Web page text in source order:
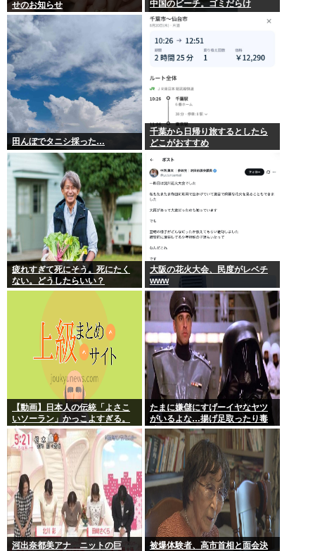
せのお知らせ
中国のビーチ。ゴミだらけ
田んぼでタニシ採った…
千葉から日帰り旅するとしたら
どこがおすすめ
疲れすぎて死にそう。死にたく
ない。どうしたらいい？
大阪の花火大会、民度がレベチ
www
【動画】日本人の伝統「よさこ
いソーラン」かっこよすぎる。
古来から我々のDNAに刻まれた
踊り
たまに嫌儲にすげーイヤなヤツ
がいるよな…揚げ足取ったり毒
吐いたり…
河出奈都美アナ ニットの巨
被爆体験者、高市首相と面会決